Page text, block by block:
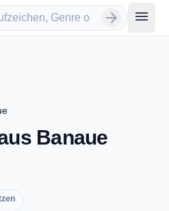
arrow_forward menu
Banaue